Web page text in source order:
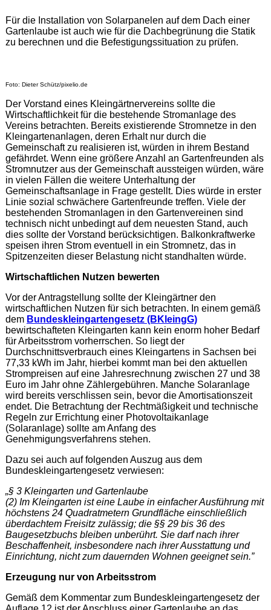
Für die Installation von Solarpanelen auf dem Dach einer
Gartenlaube ist auch wie für die Dachbegrünung die Statik
zu berechnen und die Befestigungssituation zu prüfen.
Foto: Dieter Schütz/pixelio.de
Der Vorstand eines Kleingärtnervereins sollte die
Wirtschaftlichkeit für die bestehende Stromanlage des
Vereins betrachten. Bereits existierende Stromnetze in den
Kleingartenanlagen, deren Erhalt nur durch die
Gemeinschaft zu realisieren ist, würden in ihrem Bestand
gefährdet. Wenn eine größere Anzahl an Gartenfreunden als
Stromnutzer aus der Gemeinschaft aussteigen würden, wäre
in vielen Fällen die weitere Unterhaltung der
Gemeinschaftsanlage in Frage gestellt. Dies würde in erster
Linie sozial schwächere Gartenfreunde treffen. Viele der
bestehenden Stromanlagen in den Gartenvereinen sind
technisch nicht unbedingt auf dem neuesten Stand, auch
dies sollte der Vorstand berücksichtigen. Balkonkraftwerke
speisen ihren Strom eventuell in ein Stromnetz, das in
Spitzenzeiten dieser Belastung nicht standhalten würde.
Wirtschaftlichen Nutzen bewerten
Vor der Antragstellung sollte der Kleingärtner den
wirtschaftlichen Nutzen für sich betrachten. In einem gemäß
dem Bundeskleingartengesetz (BKleingG)
bewirtschafteten Kleingarten kann kein enorm hoher Bedarf
für Arbeitsstrom vorherrschen. So liegt der
Durchschnittsverbrauch eines Kleingartens in Sachsen bei
77,33 kWh im Jahr, hierbei kommt man bei den aktuellen
Strompreisen auf eine Jahresrechnung zwischen 27 und 38
Euro im Jahr ohne Zählergebühren. Manche Solaranlage
wird bereits verschlissen sein, bevor die Amortisationszeit
endet. Die Betrachtung der Rechtmäßigkeit und technische
Regeln zur Errichtung einer Photovoltaikanlage
(Solaranlage) sollte am Anfang des
Genehmigungsverfahrens stehen.
Dazu sei auch auf folgenden Auszug aus dem
Bundeskleingartengesetz verwiesen:
„§ 3 Kleingarten und Gartenlaube
(2) Im Kleingarten ist eine Laube in einfacher Ausführung mit
höchstens 24 Quadratmetern Grundfläche einschließlich
überdachtem Freisitz zulässig; die §§ 29 bis 36 des
Baugesetzbuchs bleiben unberührt. Sie darf nach ihrer
Beschaffenheit, insbesondere nach ihrer Ausstattung und
Einrichtung, nicht zum dauernden Wohnen geeignet sein.”
Erzeugung nur von Arbeitsstrom
Gemäß dem Kommentar zum Bundeskleingartengesetz der